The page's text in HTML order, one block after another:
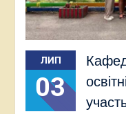
ЛИП
03